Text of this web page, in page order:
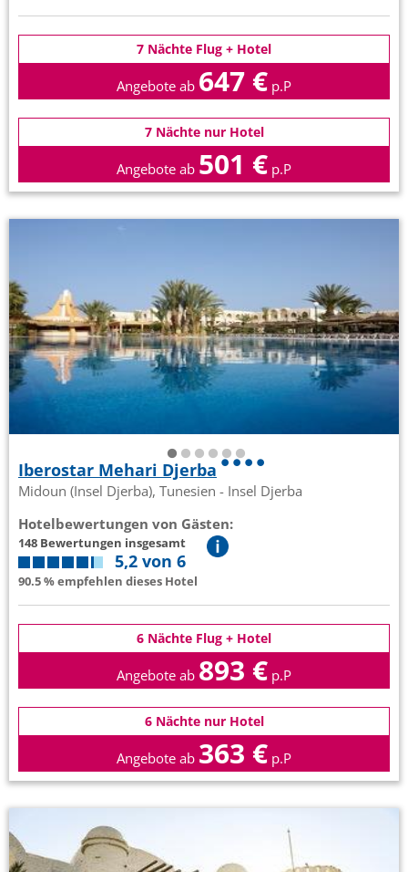
7 Nächte Flug + Hotel
Angebote ab 647 € p.P
7 Nächte nur Hotel
Angebote ab 501 € p.P
Iberostar Mehari Djerba
Midoun (Insel Djerba), Tunesien - Insel Djerba
Hotelbewertungen von Gästen:
148 Bewertungen insgesamt
5,2 von 6
90.5 % empfehlen dieses Hotel
6 Nächte Flug + Hotel
Angebote ab 893 € p.P
6 Nächte nur Hotel
Angebote ab 363 € p.P